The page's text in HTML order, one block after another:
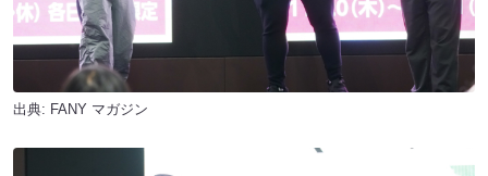
出典: FANY マガジン